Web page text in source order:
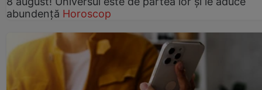
abundență Horoscop